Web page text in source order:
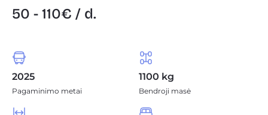
50 - 110€ / d.
2025
Pagaminimo metai
1100 kg
Bendroji masė